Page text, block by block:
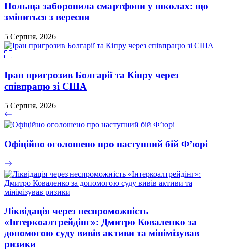
Польща заборонила смартфони у школах: що
зміниться з вересня
5 Серпня, 2026
Іран пригрозив Болгарії та Кіпру через
співпрацю зі США
5 Серпня, 2026
Офіційно оголошено про наступний бій Ф’юрі
Ліквідація через неспроможність
«Інтеркоалтрейдінг»: Дмитро Коваленко за
допомогою суду вивів активи та мінімізував
ризики